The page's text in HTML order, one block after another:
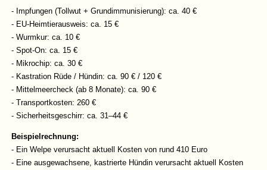
- Impfungen (Tollwut + Grundimmunisierung): ca. 40 €
- EU-Heimtierausweis: ca. 15 €
- Wurmkur: ca. 10 €
- Spot-On: ca. 15 €
- Mikrochip: ca. 30 €
- Kastration Rüde / Hündin: ca. 90 € / 120 €
- Mittelmeercheck (ab 8 Monate): ca. 90 €
- Transportkosten: 260 €
- Sicherheitsgeschirr: ca. 31–44 €
Beispielrechnung:
- Ein Welpe verursacht aktuell Kosten von rund 410 Euro
- Eine ausgewachsene, kastrierte Hündin verursacht aktuell Kosten